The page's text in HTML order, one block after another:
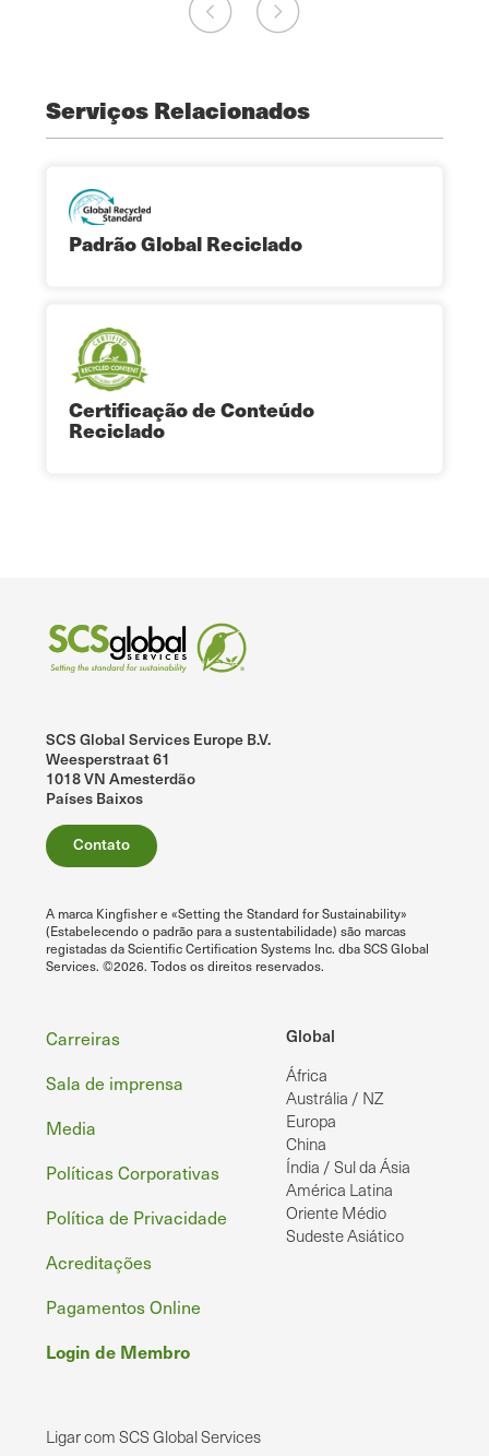
Serviços Relacionados
Padrão Global Reciclado
Certificação de Conteúdo
Reciclado
SCS Global Services Europe B.V.
Weesperstraat 61
1018 VN Amesterdão
Países Baixos
Contato
A marca Kingfisher e «Setting the Standard for Sustainability»
(Estabelecendo o padrão para a sustentabilidade) são marcas
registadas da Scientific Certification Systems Inc. dba SCS Global
Services. ©2026. Todos os direitos reservados.
Global
África
Austrália / NZ
Europa
China
Índia / Sul da Ásia
América Latina
Oriente Médio
Sudeste Asiático
Rodapé
Carreiras
Sala de imprensa
Media
Políticas Corporativas
Política de Privacidade
Acreditações
Pagamentos Online
Login de Membro
Ligar com SCS Global Services